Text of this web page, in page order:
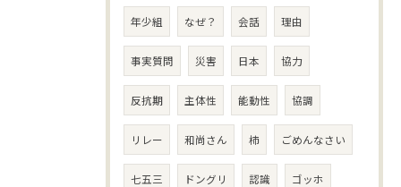
年少組 なぜ？ 会話 理由
事実質問 災害 日本 協力
反抗期 主体性 能動性 協調
リレー 和尚さん 柿 ごめんなさい
七五三 ドングリ 認識 ゴッホ